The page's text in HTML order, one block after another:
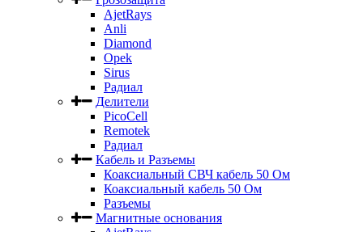
AjetRays
Anli
Diamond
Opek
Sirus
Радиал
Делители
PicoCell
Remotek
Радиал
Кабель и Разъемы
Коаксиальный СВЧ кабель 50 Ом
Коаксиальный кабель 50 Ом
Разъемы
Магнитные основания